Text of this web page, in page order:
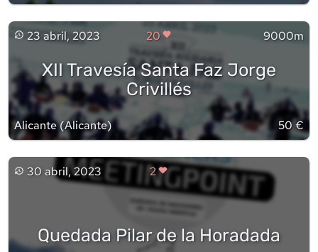
23 abril, 2023 20 9000m
XII Travesía Santa Faz Jorge
Crivillés
Alicante(Alicante) 50 €
30 abril, 2023 2
Quedada Pilar de la Horadada